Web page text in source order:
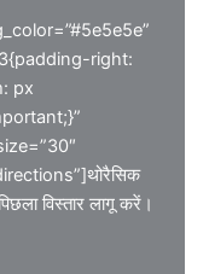
right:
px
विस्तार लागू करें।